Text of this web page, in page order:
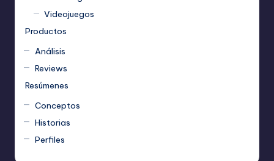
Videojuegos
Productos
Análisis
Reviews
Resúmenes
Conceptos
Historias
Perfiles